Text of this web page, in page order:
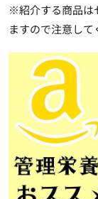
※紹介する商品は
ますので注意して